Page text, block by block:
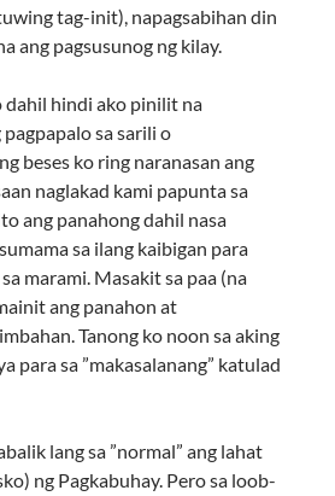
tag-init), napagsabihan din
ang pagsusunog ng kilay.
dahil hindi ako pinilit na
sa sarili o
beses ko ring naranasan ang
naglakad kami papunta sa
ang panahong dahil nasa
sa ilang kaibigan para
marami. Masakit sa paa (na
ang panahon at
Tanong ko noon sa aking
para sa ”makasalanang” katulad
lang sa ”normal” ang lahat
ng Pagkabuhay. Pero sa loob-